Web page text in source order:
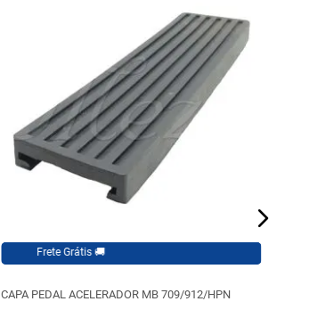
Frete Grátis 🚚
CAPA PEDAL ACELERADOR MB 709/912/HPN